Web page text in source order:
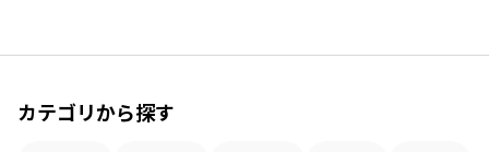
カテゴリから探す